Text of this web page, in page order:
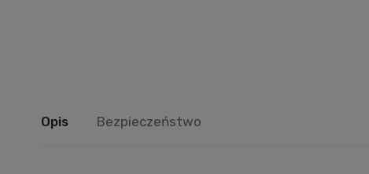
Opis Bezpieczeństwo